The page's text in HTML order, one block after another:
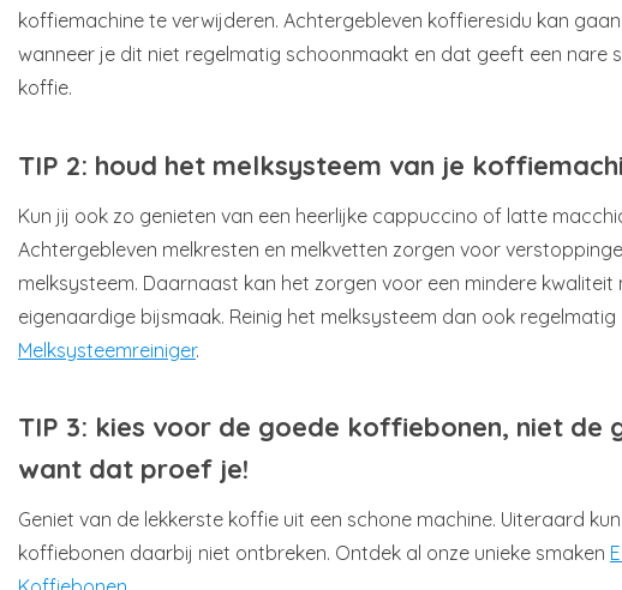
koffiemachine te verwijderen. Achtergebleven koffieresidu kan
wanneer je dit niet regelmatig schoonmaakt en dat geeft een nare
koffie.
TIP 2: houd het melksysteem van je
Kun jij ook zo genieten van een heerlijke cappuccino of latte
Achtergebleven melkresten en melkvetten zorgen voor
melksysteem. Daarnaast kan het zorgen voor een mindere kwaliteit
eigenaardige bijsmaak. Reinig het melksysteem dan ook regelmatig
Melksysteemreiniger.
TIP 3: kies voor de goede koffiebonen, niet de
want dat proef je!
Geniet van de lekkerste koffie uit een schone machine. Uiteraard
koffiebonen daarbij niet ontbreken. Ontdek al onze unieke smaken